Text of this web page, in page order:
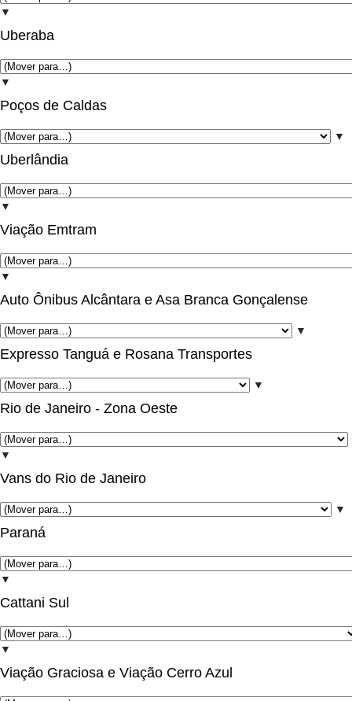
▼
Uberaba
▼
Poços de Caldas
▼
Uberlândia
▼
Viação Emtram
▼
Auto Ônibus Alcântara e Asa Branca Gonçalense
▼
Expresso Tanguá e Rosana Transportes
▼
Rio de Janeiro - Zona Oeste
▼
Vans do Rio de Janeiro
▼
Paraná
▼
Cattani Sul
▼
Viação Graciosa e Viação Cerro Azul